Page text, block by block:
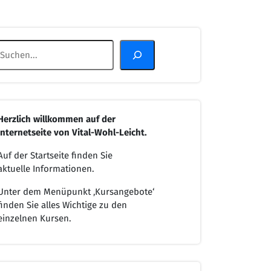
willkommen auf der
von Vital-Wohl-Leicht.
der Startseite finden Sie
Informationen.
dem Menüpunkt ‚Kursangebote‘
Sie alles Wichtige zu den
Kursen.